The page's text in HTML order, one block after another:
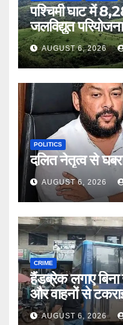
पश्चिमी घाट में
जलविद्युत
AUGUST 6, 2026
POLITICS
दलित नेतृत्व से
AUGUST 6, 2026
CRIME
हैंडब्रेक लगाए
और वाहनों से
AUGUST 6, 2026